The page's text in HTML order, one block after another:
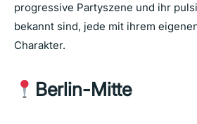
progressive Partyszene und ihr
bekannt sind, jede mit ihrem
Charakter.
Berlin-Mitte